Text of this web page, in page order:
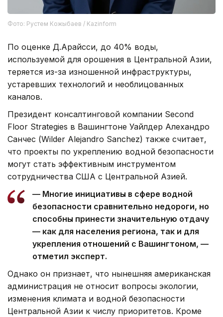
Фото: Рустем Кожыбаев / Kazinform
По оценке Д.Арайсси, до 40% воды,
используемой для орошения в Центральной Азии,
теряется из-за изношенной инфраструктуры,
устаревших технологий и необлицованных
каналов.
Президент консалтинговой компании Second
Floor Strategies в Вашингтоне Уайлдер Алехандро
Санчес (Wilder Alejandro Sanchez) также считает,
что проекты по укреплению водной безопасности
могут стать эффективным инструментом
сотрудничества США с Центральной Азией.
— Многие инициативы в сфере водной
безопасности сравнительно недороги, но
способны принести значительную отдачу
— как для населения региона, так и для
укрепления отношений с Вашингтоном, —
отметил эксперт.
Однако он признает, что нынешняя американская
администрация не относит вопросы экологии,
изменения климата и водной безопасности
Центральной Азии к числу приоритетов. Кроме